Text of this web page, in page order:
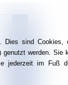
Dies sind
werden. Sie
jederzeit im Fuß